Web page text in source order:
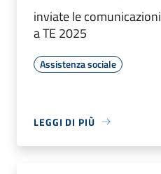
inviate le
a TE 2025
Assistenza sociale
LEGGI DI PIÙ